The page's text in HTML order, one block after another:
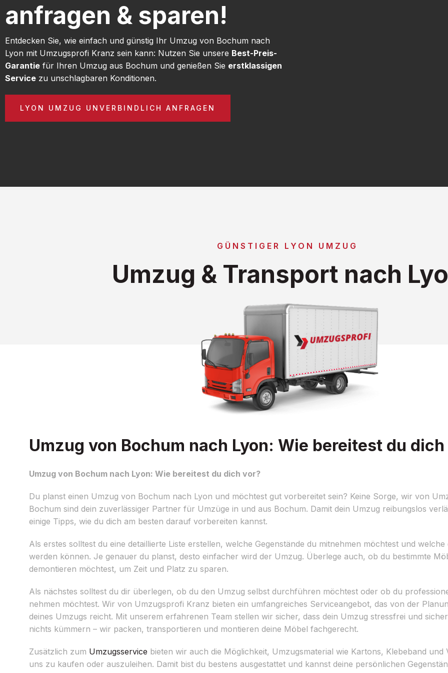
anfragen & sparen!
Entdecken Sie, wie einfach und günstig Ihr Umzug von Bochum nach
Lyon mit Umzugsprofi Kranz sein kann: Nutzen Sie unsere Best-Preis-
Garantie für Ihren Umzug aus Bochum und genießen Sie erstklassigen
Service zu unschlagbaren Konditionen.
LYON UMZUG UNVERBINDLICH ANFRAGEN
GÜNSTIGER LYON UMZUG
Umzug & Transport nach
Umzug von Bochum nach Lyon: Wie bereitest du dich
Umzug von Bochum nach Lyon: Wie bereitest du dich vor?
Du planst einen Umzug von Bochum nach Lyon und möchtest gut vorbereitet sein? Keine Sorge, wir von
Bochum sind dein zuverlässiger Partner für Umzüge in und aus Bochum. Damit dein Umzug reibungslos
einige Tipps, wie du dich am besten darauf vorbereiten kannst.
Als erstes solltest du eine detaillierte Liste erstellen, welche Gegenstände du mitnehmen möchtest und
werden können. Je genauer du planst, desto einfacher wird der Umzug. Überlege auch, ob du bestimmte
demontieren möchtest, um Zeit und Platz zu sparen.
Als nächstes solltest du dir überlegen, ob du den Umzug selbst durchführen möchtest oder ob du
nehmen möchtest. Wir von Umzugsprofi Kranz bieten ein umfangreiches Serviceangebot, das von der
deines Umzugs reicht. Mit unserem erfahrenen Team stellen wir sicher, dass dein Umzug stressfrei und
nichts kümmern – wir packen, transportieren und montieren deine Möbel fachgerecht.
Zusätzlich zum Umzugsservice bieten wir auch die Möglichkeit, Umzugsmaterial wie Kartons, Klebeband und
uns zu kaufen oder auszuleihen. Damit bist du bestens ausgestattet und kannst deine persönlichen